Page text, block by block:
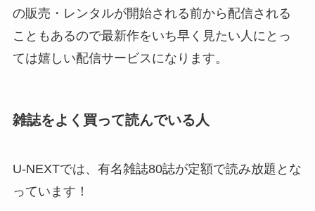
の販売・レンタルが開始される前から配信される
こともあるので最新作をいち早く見たい人にとっ
ては嬉しい配信サービスになります。
雑誌をよく買って読んでいる人
U-NEXTでは、有名雑誌80誌が定額で読み放題とな
っています！